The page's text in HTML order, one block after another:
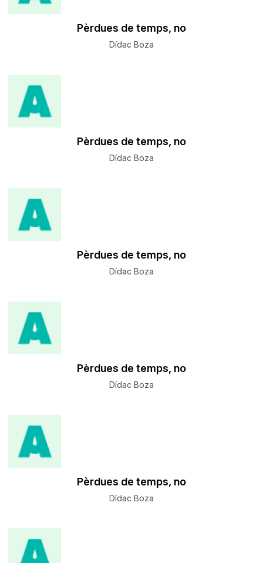
Pèrdues de temps, no
Dídac Boza
Pèrdues de temps, no
Dídac Boza
Pèrdues de temps, no
Dídac Boza
Pèrdues de temps, no
Dídac Boza
Pèrdues de temps, no
Dídac Boza